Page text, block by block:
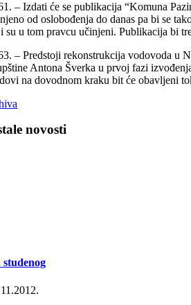
– Izdati će se publikacija “Komuna
od oslobođenja do danas pa bi se
su u tom pravcu učinjeni. Publikacija bi
– Predstoji rekonstrukcija vodovoda u
Antona Šverka u prvoj fazi
na dovodnom kraku bit će obavljeni
novosti
studenog